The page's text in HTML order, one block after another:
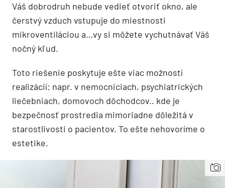
Váš dobrodruh nebude vedieť otvoriť okno, ale
čerstvý vzduch vstupuje do miestnosti
mikroventiláciou a…vy si môžete vychutnávať Váš
nočný kľud.
Toto riešenie poskytuje ešte viac možností
realizácií: napr. v nemocniciach, psychiatrických
liečebniach, domovoch dôchodcov.. kde je
bezpečnosť prostredia mimoriadne dôležitá v
starostlivosti o pacientov. To ešte nehovoríme o
estetike.